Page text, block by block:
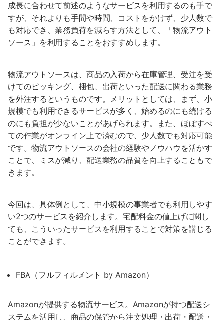
成長に合わせて前述のようなサービスを利用するのも手で
すが、それよりも手間や時間、コストをかけず、少人数で
も対応でき、業務負荷を減らす方法として、「物流アウト
ソース」を利用することをおすすめします。
物流アウトソースは、商品の入荷から在庫管理、受注を受
けてのピッキング、梱包、出荷といった配送に関わる業務
を外注するというものです。メリットとしては、まず、小
規模でも利用できるサービスが多く、始めるのにも続ける
のにも負担が少ないことがあげられます。また、ほぼすべ
ての作業がオンライン上で済むので、少人数でも対応可能
です。物流アウトソースの会社の経験やノウハウを活かす
ことで、ミスが減り、配送業務の品質を向上することもで
きます。
今回は、具体例として、中小規模の事業者でも利用しやす
い2つのサービスを紹介します。宅配料金の値上げに関し
ても、こういったサービスを利用することで対策を講じる
ことができます。
FBA（フルフィルメント by Amazon）
Amazonが提供する物流サービス。Amazonが持つ配送シ
ステムを活用し、商品の保管から注文処理・出荷・配送・